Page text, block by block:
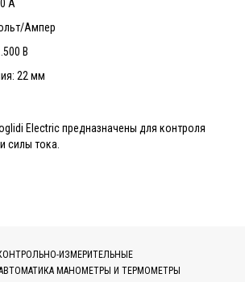
А
Ампер
В
22 мм
Electric предназначены для контроля
силы тока.
ИЗМЕРИТЕЛЬНЫЕ
МАНОМЕТРЫ И ТЕРМОМЕТРЫ